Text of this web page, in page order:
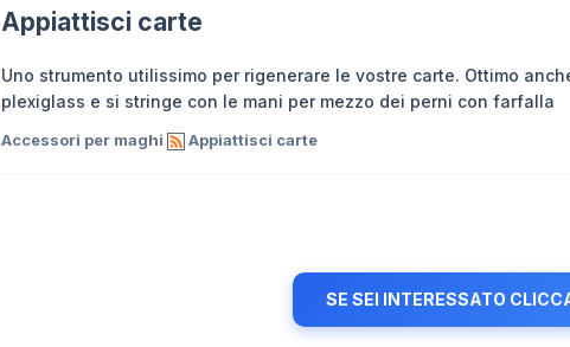
Appiattisci carte
Uno strumento utilissimo per rigenerare le vostre carte. Ottimo
plexiglass e si stringe con le mani per mezzo dei perni con farfalla
Accessori per maghi Appiattisci carte
SE SEI INTERESSATO